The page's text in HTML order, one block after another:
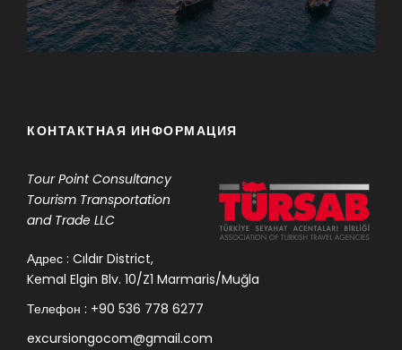
КОНТАКТНАЯ ИНФОРМАЦИЯ
Tour PointConsultancy
Tourism Transportation
and Trade LLC
Адрес : Cıldır District,
Kemal Elgin Blv. 10/Z1 Marmaris/Muğla
Телефон : +90 536 778 6277
excursiongocom@gmail.com